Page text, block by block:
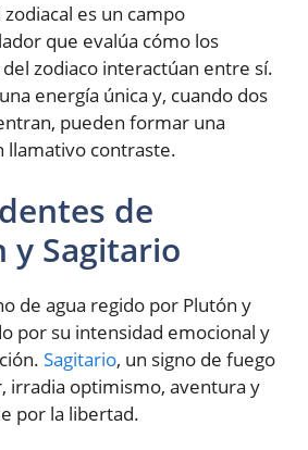
es un campo
que evalúa cómo los
zodiaco interactúan entre sí.
energía única y, cuando dos
pueden formar una
llamativo contraste.
de
y Sagitario
de agua regido por Plutón y
por su intensidad emocional y
Sagitario, un signo de fuego
irradia optimismo, aventura y
por la libertad.